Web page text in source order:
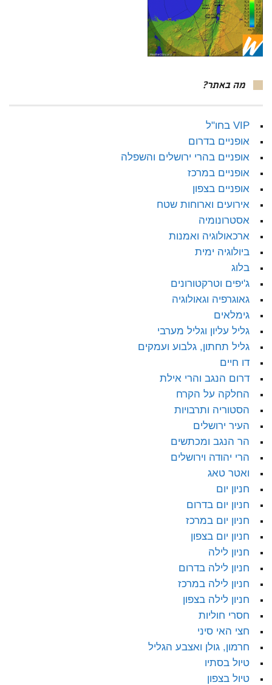
מה באתר?
VIP בחו"ל
אופניים בדרום
אופניים בהרי ירושלים והשפלה
אופניים במרכז
אופניים בצפון
אירועים וארוחות שטח
אסטרונומיה
ארכאולוגיה ואמנות
ביולוגיה ימית
בלוג
ג'יפים וטרקטורונים
גאוגרפיה וגאולוגיה
גימלאים
גליל עליון וגליל מערבי
גליל תחתון, גלבוע ועמקים
דו חיים
דרום הנגב והרי אילת
החלקה על הקרח
הסטוריה ותרבויות
העיר ירושלים
הר הנגב ומכתשים
הרי יהודה וירושלים
ואטר טאג
חניון יום
חניון יום בדרום
חניון יום במרכז
חניון יום בצפון
חניון לילה
חניון לילה בדרום
חניון לילה במרכז
חניון לילה בצפון
חסרי חוליות
חצי האי סיני
חרמון, גולן ואצבע הגליל
טיול בסתיו
טיול בצפון